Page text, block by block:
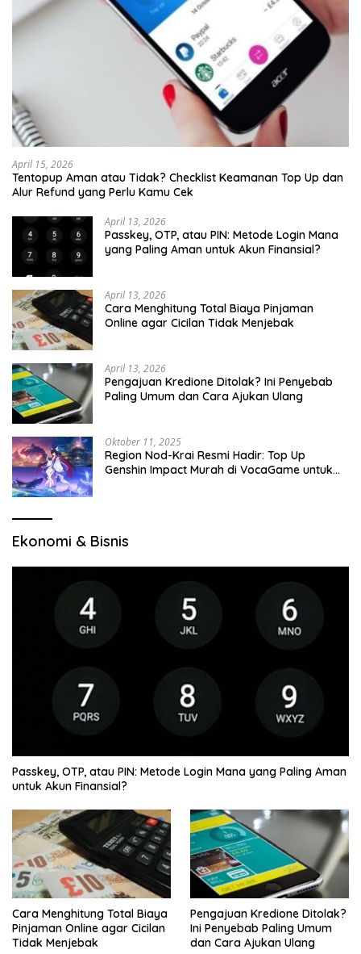
April 15, 2026
Tentopup Aman atau Tidak? Checklist Keamanan Top Up dan
Alur Refund yang Perlu Kamu Cek
April 13, 2026
Passkey, OTP, atau PIN: Metode Login Mana
yang Paling Aman untuk Akun Finansial?
April 13, 2026
Cara Menghitung Total Biaya Pinjaman
Online agar Cicilan Tidak Menjebak
April 13, 2026
Pengajuan Kredione Ditolak? Ini Penyebab
Paling Umum dan Cara Ajukan Ulang
Oktober 11, 2025
Region Nod-Krai Resmi Hadir: Top Up
Genshin Impact Murah di VocaGame untuk
Ekonomi & Bisnis
Passkey, OTP, atau PIN: Metode Login Mana yang Paling Aman
untuk Akun Finansial?
Cara Menghitung Total Biaya
Pinjaman Online agar Cicilan
Tidak Menjebak
Pengajuan Kredione Ditolak?
Ini Penyebab Paling Umum
dan Cara Ajukan Ulang